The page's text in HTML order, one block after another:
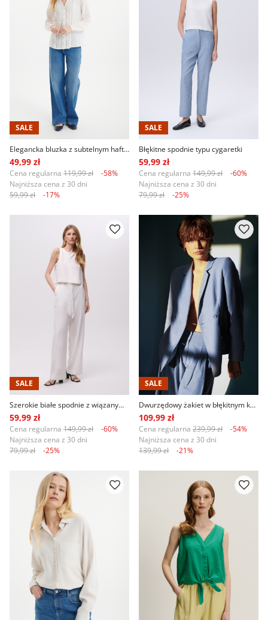
SALE
Elegancka bluzka z subtelnym haftem
49,99 zł
Cena regularna 119,99 zł
-58%
Najniższa cena z 30 dni
59,99 zł
-17%
SALE
Błękitne spodnie typu cygaretki
59,99 zł
Cena regularna 149,99 zł
-60%
Najniższa cena z 30 dni
79,99 zł
-25%
SALE
Szerokie białe spodnie z wiązanym paskiem
59,99 zł
Cena regularna 149,99 zł
-60%
Najniższa cena z 30 dni
79,99 zł
-25%
SALE
Dwurzędowy żakiet w błękitnym kolorze
109,99 zł
Cena regularna 239,99 zł
-54%
Najniższa cena z 30 dni
139,99 zł
-21%